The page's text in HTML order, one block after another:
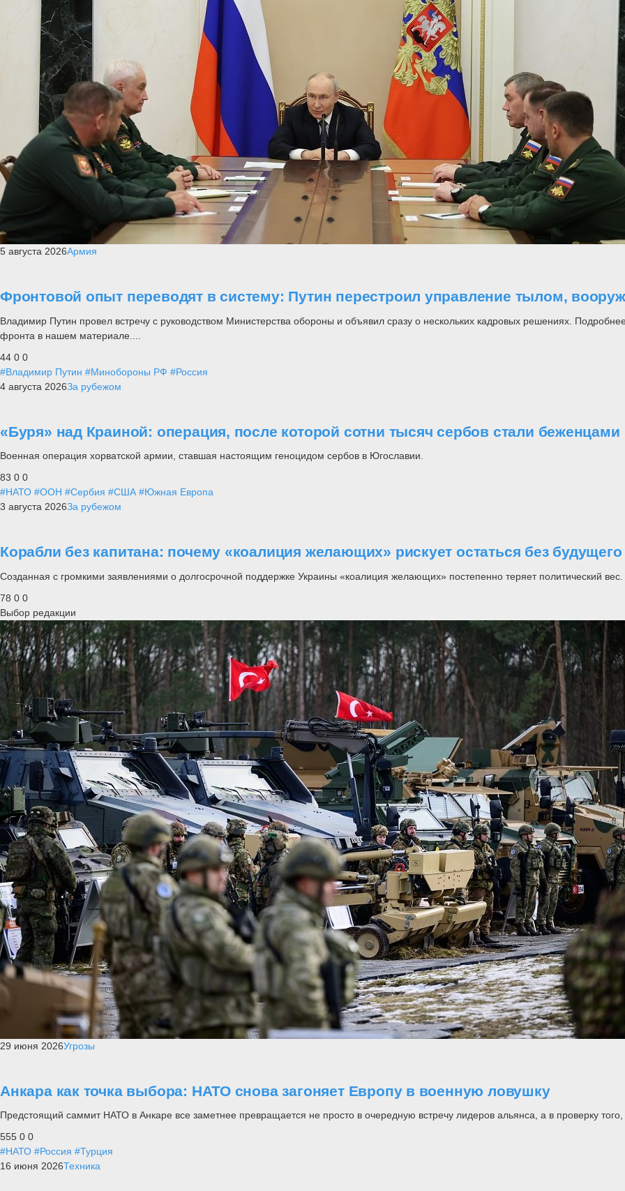
5 августа 2026Армия
Фронтовой опыт переводят в систему: Путин перестроил управление тылом,
Владимир Путин провел встречу с руководством Министерства обороны и объявил сразу о нескольких кадровых решениях.
фронта в нашем материале....
44 0 0
#Владимир Путин #Минобороны РФ #Россия
4 августа 2026За рубежом
«Буря» над Краиной: операция, после которой сотни тысяч сербов стали беженцами
Военная операция хорватской армии, ставшая настоящим геноцидом сербов в Югославии.
83 0 0
#НАТО #ООН #Сербия #США #Южная Европа
3 августа 2026За рубежом
Корабли без капитана: почему «коалиция желающих» рискует остаться без будущего
Созданная с громкими заявлениями о долгосрочной поддержке Украины «коалиция желающих» постепенно теряет политический вес.
78 0 0
Выбор редакции
29 июня 2026Угрозы
Анкара как точка выбора: НАТО снова загоняет Европу в военную ловушку
Предстоящий саммит НАТО в Анкаре все заметнее превращается не просто в очередную встречу лидеров альянса, а в проверку
555 0 0
#НАТО #Россия #Турция
16 июня 2026Техника